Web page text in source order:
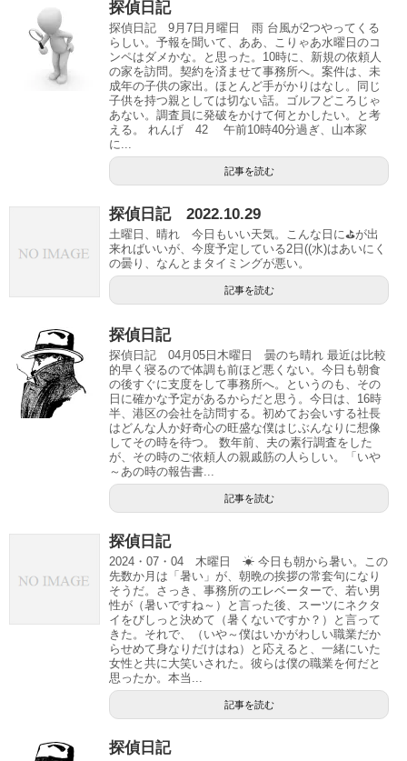
探偵日記
探偵日記 9月7日月曜日 雨 台風が2つやってくる
らしい。予報を聞いて、ああ、こりゃあ水曜日のコ
ンペはダメかな。と思った。10時に、新規の依頼人
の家を訪問。契約を済ませて事務所へ。案件は、未
成年の子供の家出。ほとんど手がかりはなし。同じ
子供を持つ親としては切ない話。ゴルフどころじゃ
あない。調査員に発破をかけて何とかしたい。と考
える。 れんげ 42 午前10時40分過ぎ、山本家
に...
記事を読む
探偵日記 2022.10.29
土曜日、晴れ 今日もいい天気。こんな日に⛳️が出
来ればいいが、今度予定している2日((水)はあいにく
の曇り、なんとまタイミングが悪い。
記事を読む
探偵日記
探偵日記 04月05日木曜日 曇のち晴れ 最近は比較
的早く寝るので体調も前ほど悪くない。今日も朝食
の後すぐに支度をして事務所へ。というのも、その
日に確かな予定があるからだと思う。今日は、16時
半、港区の会社を訪問する。初めてお会いする社長
はどんな人か好奇心の旺盛な僕はじぶんなりに想像
してその時を待つ。 数年前、夫の素行調査をした
が、その時のご依頼人の親戚筋の人らしい。「いや
～あの時の報告書...
記事を読む
探偵日記
2024・07・04 木曜日 ☀ 今日も朝から暑い。この
先数か月は「暑い」が、朝晩の挨拶の常套句になり
そうだ。さっき、事務所のエレベーターで、若い男
性が（暑いですね～）と言った後、スーツにネクタ
イをびしっと決めて（暑くないですか？）と言って
きた。それで、（いや～僕はいかがわしい職業だか
らせめて身なりだけはね）と応えると、一緒にいた
女性と共に大笑いされた。彼らは僕の職業を何だと
思ったか。本当...
記事を読む
探偵日記